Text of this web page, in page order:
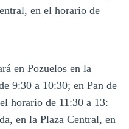
en el horario de
en Pozuelos en la
9:30 a 10:30; en Pan de
horario de 11:30 a 13:
en la Plaza Central, en